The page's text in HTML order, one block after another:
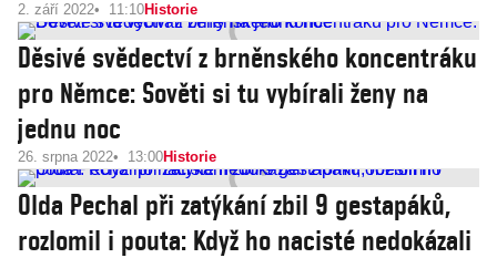
2. září 2022 11:10Historie
Děsivé svědectví z brněnského koncentráku
pro Němce: Sověti si tu vybírali ženy na
jednu noc
26. srpna 2022 13:00Historie
Olda Pechal při zatýkání zbil 9 gestapáků,
rozlomil i pouta: Když ho nacisté nedokázali